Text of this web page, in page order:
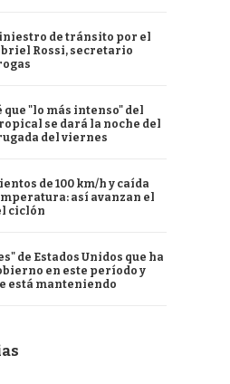
de tránsito por el
Rossi, secretario
"lo más intenso" del
se dará la noche del
del viernes
de 100 km/h y caída
así avanzan el
ciclón
de Estados Unidos que ha
en este período y
está manteniendo